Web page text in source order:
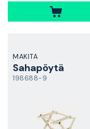
MAKITA
Sahapöytä
198688-9